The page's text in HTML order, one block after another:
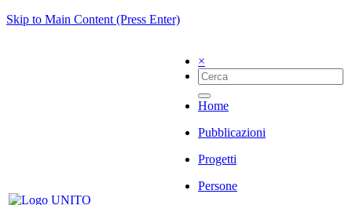
Skip to Main Content (Press Enter)
×
Home
Pubblicazioni
Progetti
Persone